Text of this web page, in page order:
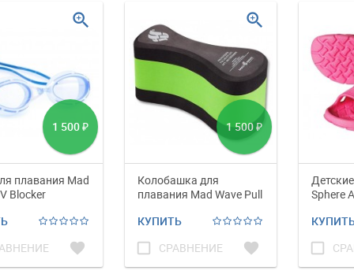
1 500 ₽
плавания Mad
Blocker
favorite
zoom_in
1 500 ₽
Колобашка для
плавания Mad Wave Pull
КУПИТЬ
check_box_outline_blank СРАВНЕНИЕ favorite
zoom_in
Sphere
check_box_outline_blank